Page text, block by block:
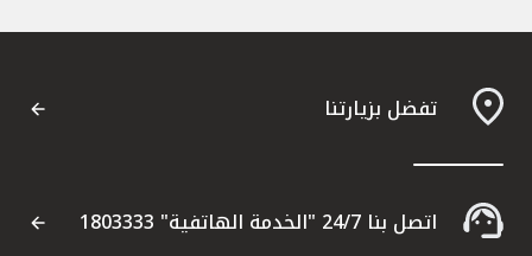
القنوات المصرفية
أدوات وخدمات
خدمات ما بعد البيع
تفضل بزيارتنا
اتصل بنا 24/7 "الخدمة الهاتفية" 1803333